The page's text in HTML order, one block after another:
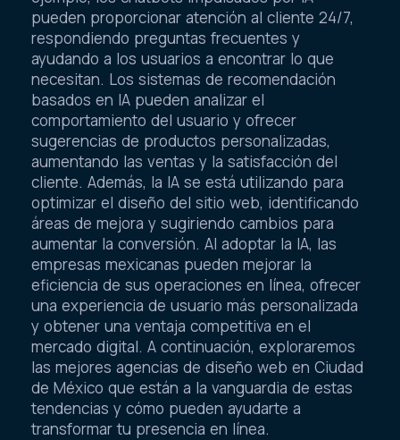
pueden proporcionar atención al cliente 24/7,
respondiendo preguntas frecuentes y
ayudando a los usuarios a encontrar lo que
necesitan. Los sistemas de recomendación
basados en IA pueden analizar el
comportamiento del usuario y ofrecer
sugerencias de productos personalizadas,
aumentando las ventas y la satisfacción del
cliente. Además, la IA se está utilizando para
optimizar el diseño del sitio web, identificando
áreas de mejora y sugiriendo cambios para
aumentar la conversión. Al adoptar la IA, las
empresas mexicanas pueden mejorar la
eficiencia de sus operaciones en línea, ofrecer
una experiencia de usuario más personalizada
y obtener una ventaja competitiva en el
mercado digital. A continuación, exploraremos
las mejores agencias de diseño web en Ciudad
de México que están a la vanguardia de estas
tendencias y cómo pueden ayudarte a
transformar tu presencia en línea.